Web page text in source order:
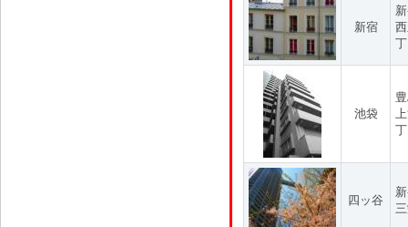
新宿
池袋
四ッ谷